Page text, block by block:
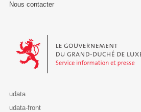
Nous contacter
Le Gouvernement du Grand-Duché de
udata
udata-front